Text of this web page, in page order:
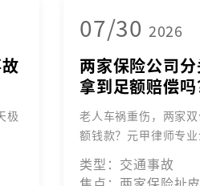
极
07/30 2026
两家保险公司
拿到足额赔偿吗
老人车祸重伤，两家
额钱款？元甲律师专业
类型：交通事故